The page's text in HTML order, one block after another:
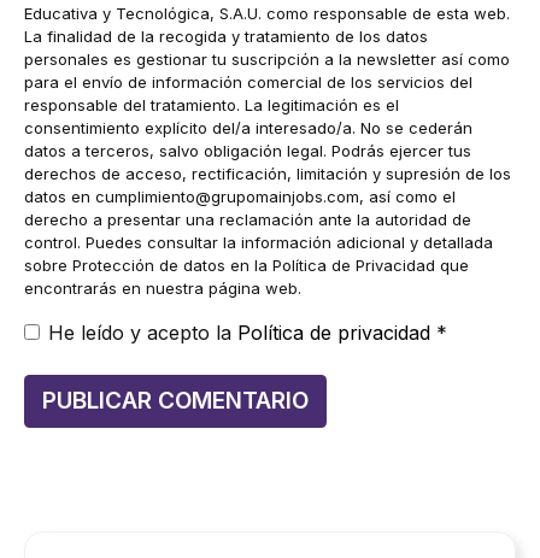
Educativa y Tecnológica, S.A.U. como responsable de esta web.
La finalidad de la recogida y tratamiento de los datos
personales es gestionar tu suscripción a la newsletter así como
para el envío de información comercial de los servicios del
responsable del tratamiento. La legitimación es el
consentimiento explícito del/a interesado/a. No se cederán
datos a terceros, salvo obligación legal. Podrás ejercer tus
derechos de acceso, rectificación, limitación y supresión de los
datos en cumplimiento@grupomainjobs.com, así como el
derecho a presentar una reclamación ante la autoridad de
control. Puedes consultar la información adicional y detallada
sobre Protección de datos en la Política de Privacidad que
encontrarás en nuestra página web.
He leído y acepto la Política de privacidad *